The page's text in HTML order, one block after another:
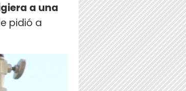
a una
pidió a